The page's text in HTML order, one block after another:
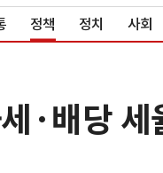
정책 정치 사회
·배당 세